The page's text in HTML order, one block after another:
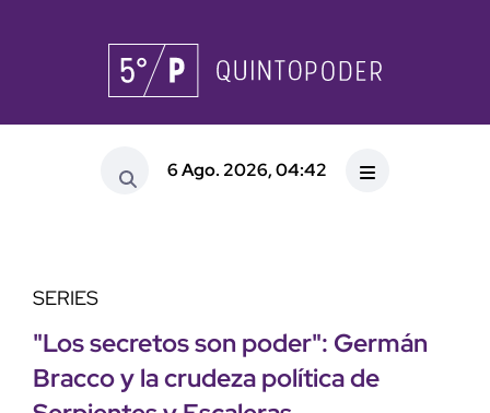
6 Ago. 2026, 04:42
SERIES
"Los secretos son poder": Germán
Bracco y la crudeza política de